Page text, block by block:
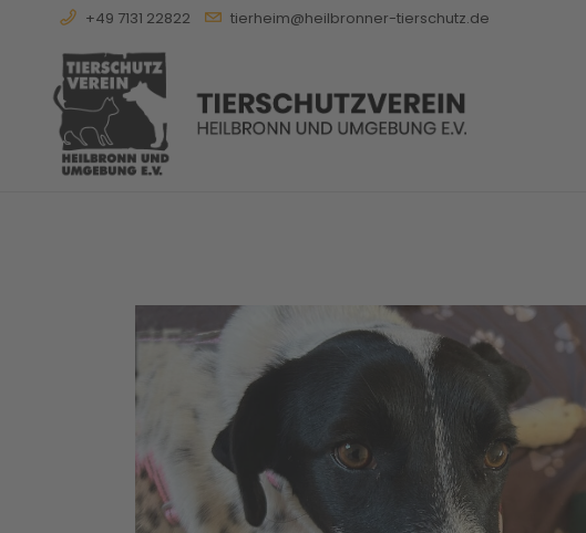
+49 7131 22822 tierheim@heilbronner-tierschutz.de